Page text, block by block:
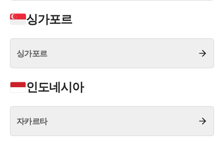
싱가포르
싱가포르
인도네시아
자카르타